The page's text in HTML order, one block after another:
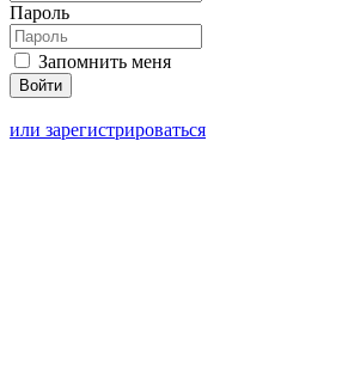
Пароль
Запомнить меня
или зарегистрироваться